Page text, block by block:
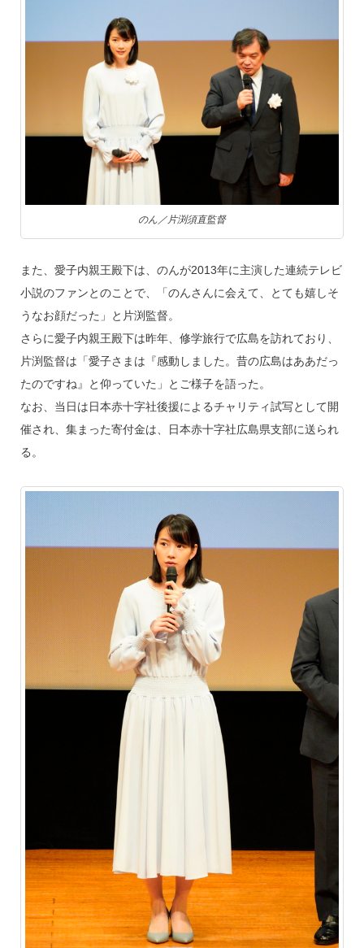
のん／片渕須直監督
また、愛子内親王殿下は、のんが2013年に主演した連続テレビ
小説のファンとのことで、「のんさんに会えて、とても嬉しそ
うなお顔だった」と片渕監督。
さらに愛子内親王殿下は昨年、修学旅行で広島を訪れており、
片渕監督は「愛子さまは『感動しました。昔の広島はああだっ
たのですね』と仰っていた」とご様子を語った。
なお、当日は日本赤十字社後援によるチャリティ試写として開
催され、集まった寄付金は、日本赤十字社広島県支部に送られ
る。